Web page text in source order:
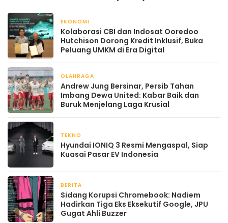
EKONOMI
Kolaborasi CBI dan Indosat Ooredoo
Hutchison Dorong Kredit Inklusif, Buka
Peluang UMKM di Era Digital
OLAHRAGA
Andrew Jung Bersinar, Persib Tahan
Imbang Dewa United: Kabar Baik dan
Buruk Menjelang Laga Krusial
TEKNO
Hyundai IONIQ 3 Resmi Mengaspal, Siap
Kuasai Pasar EV Indonesia
BERITA
Sidang Korupsi Chromebook: Nadiem
Hadirkan Tiga Eks Eksekutif Google, JPU
Gugat Ahli Buzzer